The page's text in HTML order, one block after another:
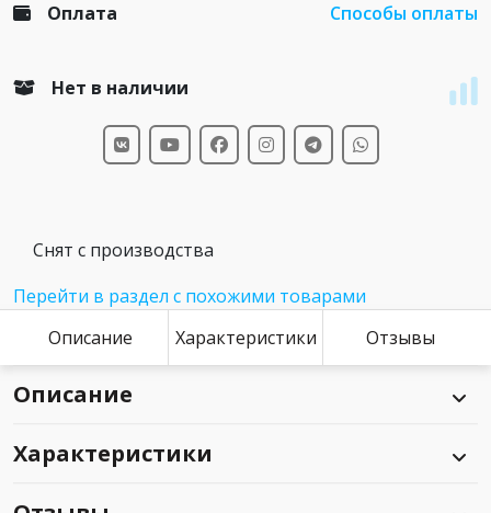
Оплата Способы оплаты
Нет в наличии
Снят с производства
Перейти в раздел с похожими товарами
Описание
Характеристики Отзывы
Описание
Характеристики